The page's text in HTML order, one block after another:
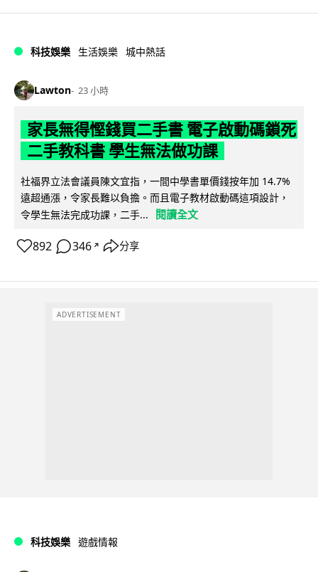
科技娛樂 生活娛樂 城中熱話
Lawton 23 小時
家長無得慳錢買二手書 電子啟動碼鎖死
二手教科書 學生無法做功課
社福界立法會議員陳文宜指，一間中學書單價錢按年加 14.7%
遠超通漲，令家長難以負擔。而且電子教材啟動碼這項設計，
令學生無法完成功課，二手...
閱讀全文
892 346 ↗ 分享
ADVERTISEMENT
科技娛樂 遊戲情報